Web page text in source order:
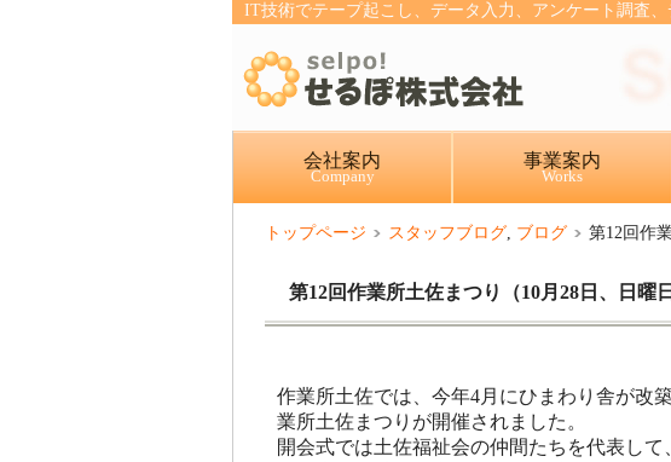
IT技術でテープ起こし、データ入力、アンケート調査
会社案内
Company
事業案内
Works
トップページ スタッフブログ, ブログ 第12回作
第12回作業所土佐まつり（10月28日、日曜
作業所土佐では、今年4月にひまわり舎が改
業所土佐まつりが開催されました。
開会式では土佐福祉会の仲間たちを代表し